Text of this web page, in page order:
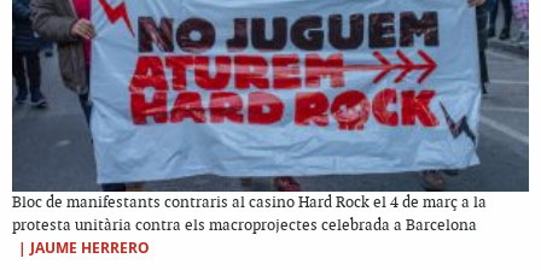
Bloc de manifestants contraris al casino Hard Rock el 4 de març a la
protesta unitària contra els macroprojectes celebrada a Barcelona
| JAUME HERRERO